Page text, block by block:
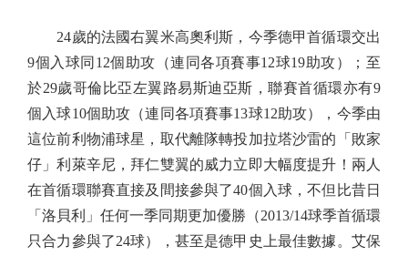
24歲的法國右翼米高奧利斯，今季德甲首循環交出
9個入球同12個助攻（連同各項賽事12球19助攻）；至
於29歲哥倫比亞左翼路易斯迪亞斯，聯賽首循環亦有9
個入球10個助攻（連同各項賽事13球12助攻），今季由
這位前利物浦球星，取代離隊轉投加拉塔沙雷的「敗家
仔」利萊辛尼，拜仁雙翼的威力立即大幅度提升！兩人
在首循環聯賽直接及間接參與了40個入球，不但比昔日
「洛貝利」任何一季同期更加優勝（2013/14球季首循環
只合力參與了24球），甚至是德甲史上最佳數據。艾保